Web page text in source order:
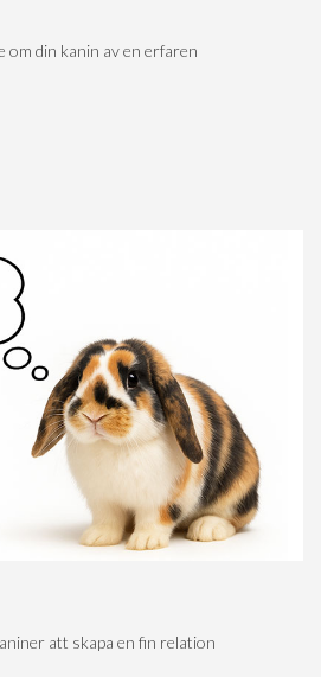
om din kanin av en erfaren
att skapa en fin relation